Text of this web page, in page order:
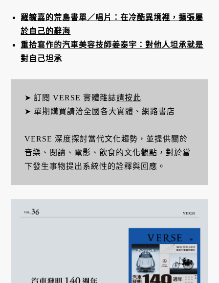
羅毓嘉的荒島書單／唱片：在冷酷異境裡，擴張屬
於自己的辭海
重拾寫作的汽車美容技師姜泰宇：對他人坦承就是
對自己坦承
➤ 訂閱 VERSE 實體雜誌請按此
➤ 單期購買請洽全國各大實體、網路書店
VERSE 深度探討當代文化趨勢，並提供關於
音樂、閱讀、電影、飲食的文化觀點，對於當
下發生事物提出系統性的詮釋與回應。